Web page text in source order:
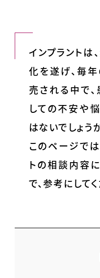
インプラントは
化を遂げ、毎
売される中で
しての不安や
はないでしょう
このページでは
トの相談内容
で、参考にしてく